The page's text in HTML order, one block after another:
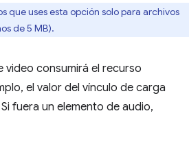
que uses esta opción solo para archivos
de 5 MB).
video consumirá el recurso
el valor del vínculo de carga
Si fuera un elemento de audio,